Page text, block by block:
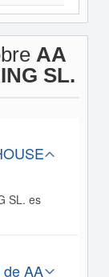
AA
SL.
SL. es
AA